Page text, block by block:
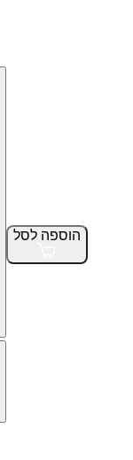
הוספה לסל